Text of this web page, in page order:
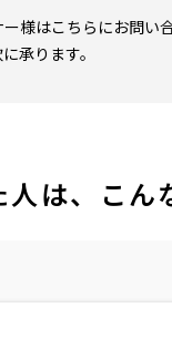
様はこちらにお問い
承ります。
は、こん